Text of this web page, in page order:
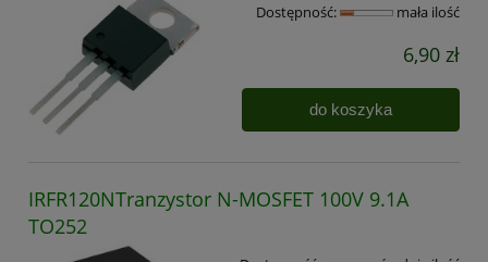
Dostępność: mała ilość
6,90 zł
do koszyka
IRFR120NTranzystor N-MOSFET 100V 9.1A
TO252